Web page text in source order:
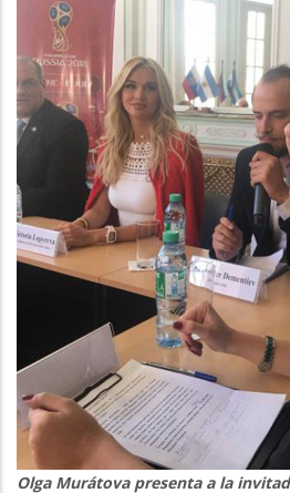
Olga Murátova presenta a la